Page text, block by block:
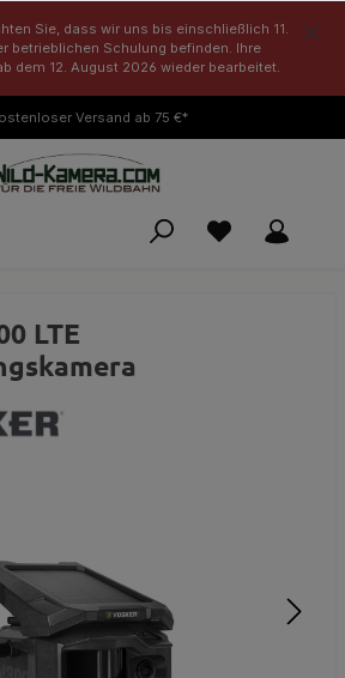
Sie, dass wir uns bis einschließlich 11.
betrieblichen Schulung befinden. Ihre
dem 12. August 2026 wieder bearbeitet.
Versand ab 75 €*
LTE